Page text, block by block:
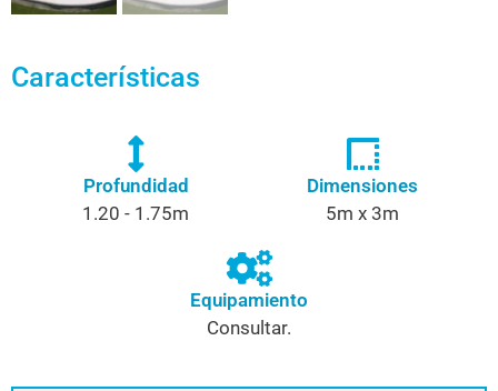
Características
Profundidad
1.20 - 1.75m
Dimensiones
5m x 3m
Equipamiento
Consultar.